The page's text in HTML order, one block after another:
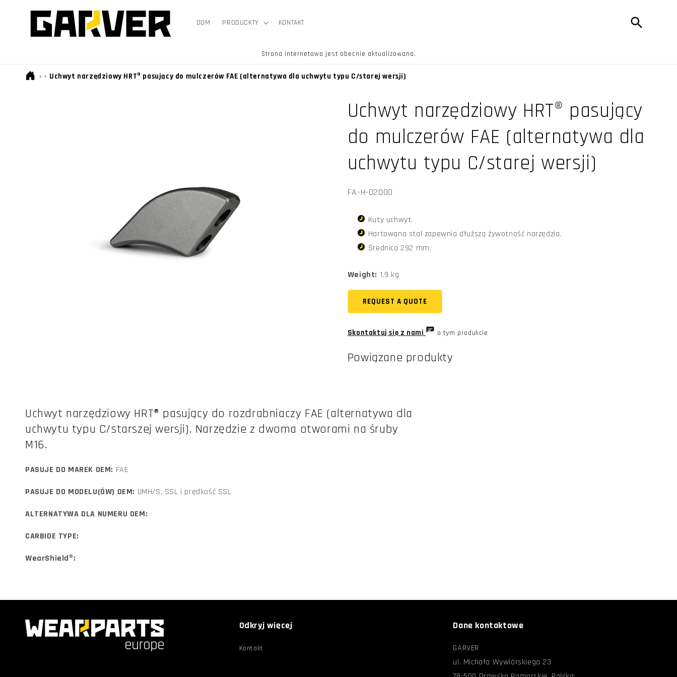
TREŚCI
DOM PRODUCKTY KONTAKT
Strona internetowa jest obecnie aktualizowana.
› › Uchwyt narzędziowy HRT® pasujący do mulczerów FAE (alternatywa dla uchwytu typu C/starej wersji)
Uchwyt narzędziowy HRT® pasujący
do mulczerów FAE (alternatywa dla
uchwytu typu C/starej wersji)
SKU:
FA-H-02000
Kuty uchwyt.
Hartowana stal zapewnia dłuższą żywotność narzędzia.
Średnica 292 mm.
Weight: 1.9 kg
REQUEST A QUOTE
Skontaktuj się z nami o tym produkcie
Powiązane produkty
Uchwyt narzędziowy HRT® pasujący do rozdrabniaczy FAE (alternatywa dla
uchwytu typu C/starszej wersji). Narzędzie z dwoma otworami na śruby
M16.
PASUJE DO MAREK OEM: FAE
PASUJE DO MODELU(ÓW) OEM: UMH/S, SSL i prędkość SSL
ALTERNATYWA DLA NUMERU OEM:
CARBIDE TYPE:
WearShield®:
Odkryj więcej
Kontakt
Dane kontaktowe
GARVER
ul. Michała Wywiórskiego 23